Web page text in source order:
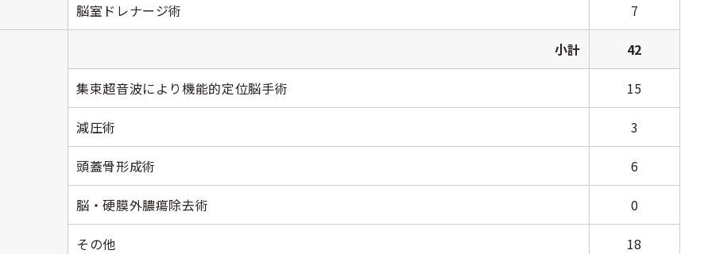
脳室ドレナージ術 7
小計 42
集束超音波により機能的定位脳手術 15
減圧術 3
頭蓋骨形成術 6
脳・硬膜外膿瘍除去術 0
その他 18